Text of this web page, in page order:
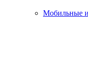
Мобильные